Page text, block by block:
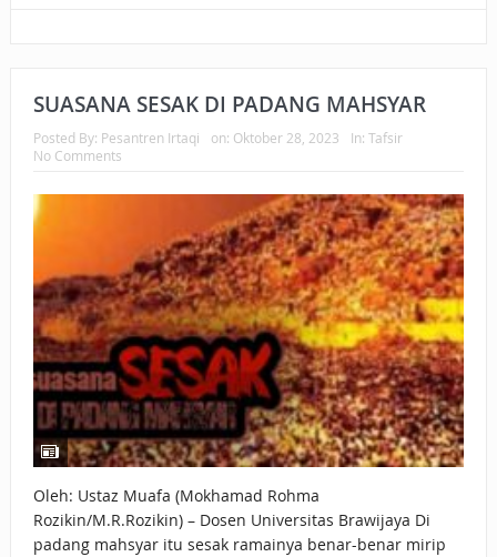
SUASANA SESAK DI PADANG MAHSYAR
Posted By: Pesantren Irtaqi on: Oktober 28, 2023 In: Tafsir
No Comments
Oleh: Ustaz Muafa (Mokhamad Rohma
Rozikin/M.R.Rozikin) – Dosen Universitas Brawijaya Di
padang mahsyar itu sesak ramainya benar-benar mirip